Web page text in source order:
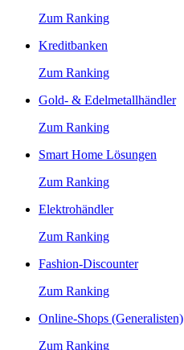
Zum Ranking
Kreditbanken
Zum Ranking
Gold- & Edelmetallhändler
Zum Ranking
Smart Home Lösungen
Zum Ranking
Elektrohändler
Zum Ranking
Fashion-Discounter
Zum Ranking
Online-Shops (Generalisten)
Zum Ranking